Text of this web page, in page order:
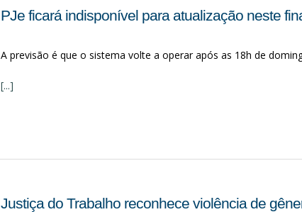
PJe ficará indisponível para atualização neste
A previsão é que o sistema volte a operar após as 18h de
[...]
Justiça do Trabalho reconhece violência de